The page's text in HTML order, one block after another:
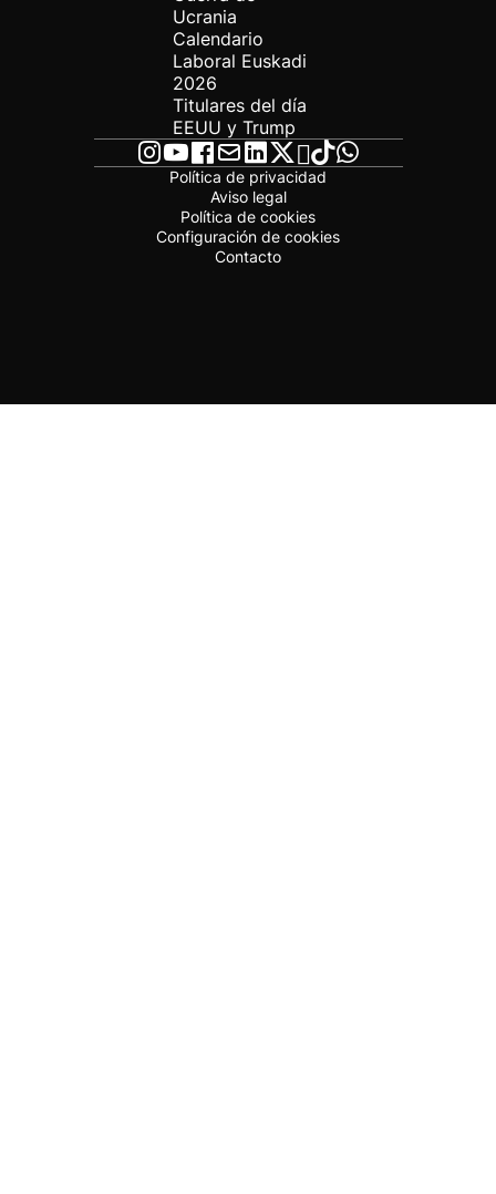
Ucrania
Calendario
Laboral Euskadi
2026
Titulares del día
EEUU y Trump
Política de privacidad
Aviso legal
Política de cookies
Configuración de cookies
Contacto